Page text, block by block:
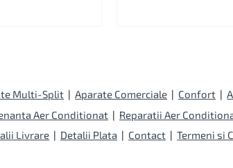
Multi-Split |Aparate Comerciale | Confort |
Aer Conditionat | Reparatii Aer
Livrare | Detalii Plata | Contact |Termeni si